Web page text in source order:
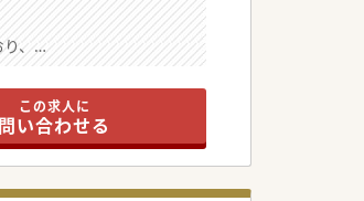
、
この求人に
問い合わせる